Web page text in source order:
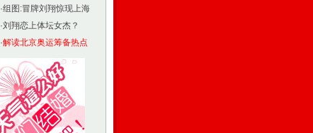
·组图:冒牌刘翔惊现上海
·刘翔恋上体坛女杰？
·解读北京奥运筹备热点